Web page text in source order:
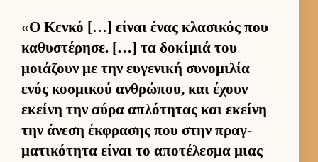
«Ο Κενκό […] εί­ναι ένας κλασικός που
καθυστέρησε. […] τα δοκίμιά του
μοιάζουν με την ευ­γενική συνομιλία
ενός κοσμικού αν­θρώπου, και έχουν
εκείνη την αύρα απλότητας και εκείνη
την άνεση έκ­φρασης που στην πραγ­
ματικότητα εί­ναι το αποτέλεσμα μιας